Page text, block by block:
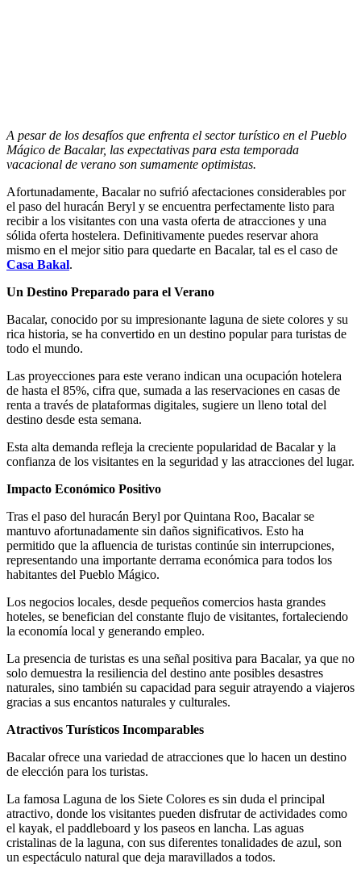
A pesar de los desafíos que enfrenta el sector turístico en el Pueblo
Mágico de Bacalar, las expectativas para esta temporada
vacacional de verano son sumamente optimistas.
Afortunadamente, Bacalar no sufrió afectaciones considerables por
el paso del huracán Beryl y se encuentra perfectamente listo para
recibir a los visitantes con una vasta oferta de atracciones y una
sólida oferta hostelera. Definitivamente puedes reservar ahora
mismo en el mejor sitio para quedarte en Bacalar, tal es el caso de
Casa Bakal.
Un Destino Preparado para el Verano
Bacalar, conocido por su impresionante laguna de siete colores y su
rica historia, se ha convertido en un destino popular para turistas de
todo el mundo.
Las proyecciones para este verano indican una ocupación hotelera
de hasta el 85%, cifra que, sumada a las reservaciones en casas de
renta a través de plataformas digitales, sugiere un lleno total del
destino desde esta semana.
Esta alta demanda refleja la creciente popularidad de Bacalar y la
confianza de los visitantes en la seguridad y las atracciones del lugar.
Impacto Económico Positivo
Tras el paso del huracán Beryl por Quintana Roo, Bacalar se
mantuvo afortunadamente sin daños significativos. Esto ha
permitido que la afluencia de turistas continúe sin interrupciones,
representando una importante derrama económica para todos los
habitantes del Pueblo Mágico.
Los negocios locales, desde pequeños comercios hasta grandes
hoteles, se benefician del constante flujo de visitantes, fortaleciendo
la economía local y generando empleo.
La presencia de turistas es una señal positiva para Bacalar, ya que no
solo demuestra la resiliencia del destino ante posibles desastres
naturales, sino también su capacidad para seguir atrayendo a viajeros
gracias a sus encantos naturales y culturales.
Atractivos Turísticos Incomparables
Bacalar ofrece una variedad de atracciones que lo hacen un destino
de elección para los turistas.
La famosa Laguna de los Siete Colores es sin duda el principal
atractivo, donde los visitantes pueden disfrutar de actividades como
el kayak, el paddleboard y los paseos en lancha. Las aguas
cristalinas de la laguna, con sus diferentes tonalidades de azul, son
un espectáculo natural que deja maravillados a todos.